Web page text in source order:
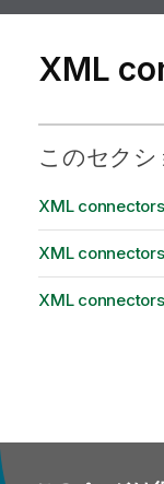
XML
このセクシ
XML
XML
XML